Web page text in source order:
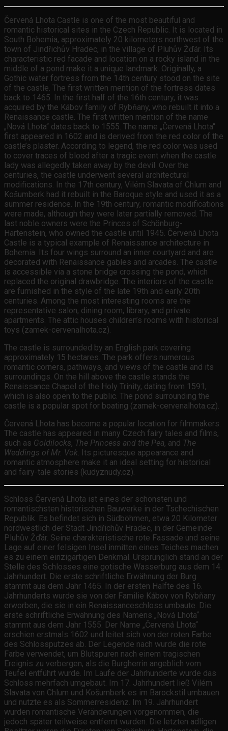
Červená Lhota Castle is one of the most beautiful and
romantic historical sites in the Czech Republic. It is located in
South Bohemia, approximately 20 kilometers northwest of the
town of Jindřichův Hradec, in the village of Pluhův Žďár. Its
characteristic red facade and location on a rocky island in the
middle of a pond make it a unique landmark. Originally, a
Gothic water fortress from the 14th century stood on the site
of the castle. The first written mention of the fortress dates
back to 1465. In the first half of the 16th century, it was
acquired by the Kábov family of Rybňany, who rebuilt it into a
Renaissance castle. The first written mention of the name
„Nová Lhota“ dates back to 1555. The name „Červená Lhota“
first appeared in 1602 and is derived from the red color of the
castle’s plaster. According to legend, the red color was used
to cover traces of blood after a tragic event when the castle
lady was allegedly taken away by the devil. Over the
centuries, the castle underwent several architectural
modifications. In the 17th century, Vilém Slavata of Chlum and
Košumberk had it rebuilt in the Baroque style and used it as a
summer residence. In the 19th century, romantic modifications
were made, although they were later partially removed. The
last noble owners were the Princes of Schönburg-
Hartenstein, who owned the castle until 1945. Červená Lhota
Castle is a typical example of Renaissance architecture in
Bohemia. Its four wings surround an inner courtyard and are
decorated with Renaissance gables and arcades. The castle
is accessible via a stone bridge crossing the pond, which
replaced the original drawbridge. The interiors of the castle
are furnished in the style of the late 19th and early 20th
centuries. Among the most interesting rooms are the
representative salon, dining room, library, and private
apartments. The attic houses children’s rooms with historical
toys (zamek-cervenalhota.cz).
The castle is surrounded by an English park covering
approximately 15 hectares. The park offers numerous
romantic corners, pathways, and views of the castle and its
surroundings. On the hill above the castle stands the
Renaissance Chapel of the Holy Trinity, dating from 1591,
which is also open to the public. The pond surrounding the
castle is a popular spot for boating (zamek-cervenalhota.cz).
Červená Lhota has become a popular location for filmmakers.
The castle has appeared in many Czech fairy tales and films,
such as Goldilocks, The Princess and the Pea, and The
Weddings of Mr. Vok. Its picturesque appearance and
romantic atmosphere make it an ideal setting for historical
and fairy-tale stories (kudyznudy.cz).
Schloss Červená Lhota ist eines der schönsten und
romantischsten historischen Bauwerke in der Tschechischen
Republik. Es befindet sich in Südböhmen, etwa 20 Kilometer
nordwestlich der Stadt Jindřichův Hradec, in der Gemeinde
Pluhův Žďár. Seine charakteristische rote Fassade und seine
Lage auf einer felsigen Insel inmitten eines Teiches machen
es zu einem einzigartigen Denkmal. Ursprünglich stand an der
Stelle des Schlosses eine gotische Wasserburg aus dem 14.
Jahrhundert. Die erste schriftliche Erwähnung der Burg
stammt aus dem Jahr 1465. In der ersten Hälfte des 16.
Jahrhunderts wurde sie von der Familie Kábov von Rybňany
erworben, die sie in ein Renaissanceschloss umbaute. Die
erste schriftliche Erwähnung des Namens „Nová Lhota“
stammt aus dem Jahr 1555. Der Name „Červená Lhota“
erschien erstmals 1602 und leitet sich von der roten Farbe
des Schlossputzes ab. Der Legende nach wurde die rote
Farbe verwendet, um Blutspuren nach einem tragischen
Ereignis zu verbergen, als die Burgherrin angeblich vom
Teufel entführt wurde. Im Laufe der Jahrhunderte wurde das
Schloss mehrfach umgebaut. Im 17. Jahrhundert ließ Vilém
Slavata von Chlum und Košumberk es im Barockstil umbauen
und nutzte es als Sommerresidenz. Im 19. Jahrhundert
wurden romantische Veränderungen vorgenommen, die
jedoch später teilweise entfernt wurden. Die letzten adligen